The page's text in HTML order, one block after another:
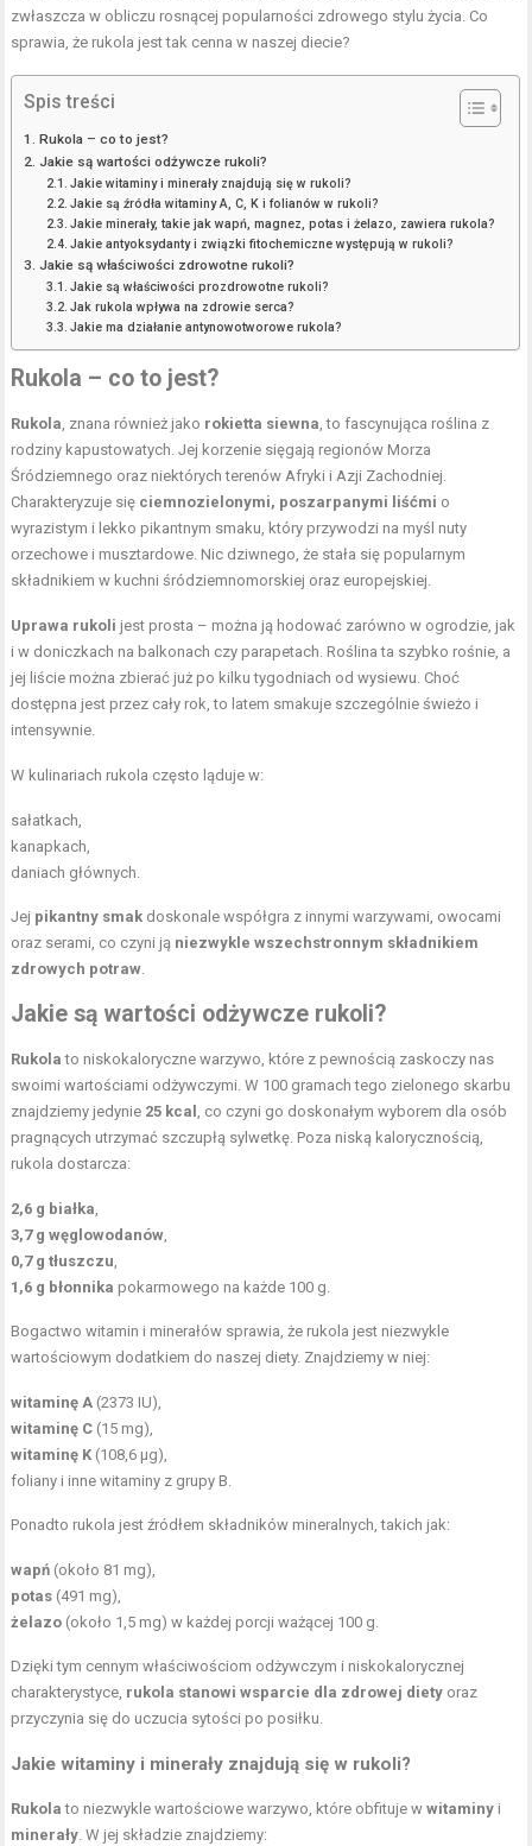
zwłaszcza w obliczu rosnącej popularności zdrowego stylu życia. Co
sprawia, że rukola jest tak cenna w naszej diecie?
Spis treści
Rukola – co to jest?
Jakie są wartości odżywcze rukoli?
Jakie witaminy i minerały znajdują się w rukoli?
Jakie są źródła witaminy A, C, K i folianów w rukoli?
Jakie minerały, takie jak wapń, magnez, potas i żelazo, zawiera rukola?
Jakie antyoksydanty i związki fitochemiczne występują w rukoli?
Jakie są właściwości zdrowotne rukoli?
Jakie są właściwości prozdrowotne rukoli?
Jak rukola wpływa na zdrowie serca?
Jakie ma działanie antynowotworowe rukola?
Rukola – co to jest?
Rukola , znana również jako rokietta siewna , to fascynująca roślina z
rodziny kapustowatych. Jej korzenie sięgają regionów Morza
Śródziemnego oraz niektórych terenów Afryki i Azji Zachodniej.
Charakteryzuje się ciemnozielonymi, poszarpanymi liśćmi o
wyrazistym i lekko pikantnym smaku, który przywodzi na myśl nuty
orzechowe i musztardowe. Nic dziwnego, że stała się popularnym
składnikiem w kuchni śródziemnomorskiej oraz europejskiej.
Uprawa rukoli jest prosta – można ją hodować zarówno w ogrodzie, jak
i w doniczkach na balkonach czy parapetach. Roślina ta szybko rośnie, a
jej liście można zbierać już po kilku tygodniach od wysiewu. Choć
dostępna jest przez cały rok, to latem smakuje szczególnie świeżo i
intensywnie.
W kulinariach rukola często ląduje w:
sałatkach,
kanapkach,
daniach głównych.
Jej pikantny smak doskonale współgra z innymi warzywami, owocami
oraz serami, co czyni ją niezwykle wszechstronnym składnikiem
zdrowych potraw
Jakie są wartości odżywcze rukoli?
Rukola to niskokaloryczne warzywo, które z pewnością zaskoczy nas
swoimi wartościami odżywczymi. W 100 gramach tego zielonego skarbu
znajdziemy jedynie 25 kcal
, co czyni go doskonałym wyborem dla osób
pragnących utrzymać szczupłą sylwetkę. Poza niską kalorycznością,
rukola dostarcza:
2,6 g białka
3,7 g węglowodanów
0,7 g tłuszczu
1,6 g błonnika pokarmowego na każde 100 g.
Bogactwo witamin i minerałów sprawia, że rukola jest niezwykle
wartościowym dodatkiem do naszej diety. Znajdziemy w niej:
witaminę A (2373 IU),
witaminę C (15 mg),
witaminę K (108,6 µg),
foliany i innewitaminy z grupy B
Ponadto rukola jest źródłem składników mineralnych, takich jak:
wapń (około 81 mg),
potas (491 mg),
żelazo (około 1,5 mg) w każdej porcji ważącej 100 g.
Dzięki tym cennym właściwościom odżywczym i niskokalorycznej
charakterystyce, rukola stanowi wsparcie dla zdrowej diety oraz
przyczynia się do uczucia sytości po posiłku.
Jakie witaminy i minerały znajdują się w rukoli?
Rukola to niezwykle wartościowe warzywo, które obfituje wwitaminy i
minerały . W jej składzie znajdziemy: